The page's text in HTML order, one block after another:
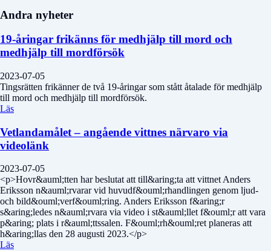
Andra nyheter
19-åringar frikänns för medhjälp till mord och
medhjälp till mordförsök
2023-07-05
Tingsrätten frikänner de två 19-åringar som stått åtalade för medhjälp
till mord och medhjälp till mordförsök.
Läs
Vetlandamålet – angående vittnes närvaro via
videolänk
2023-07-05
<p>Hovr&auml;tten har beslutat att till&aring;ta att vittnet Anders
Eriksson n&auml;rvarar vid huvudf&ouml;rhandlingen genom ljud-
och bild&ouml;verf&ouml;ring. Anders Eriksson f&aring;r
s&aring;ledes n&auml;rvara via video i st&auml;llet f&ouml;r att vara
p&aring; plats i r&auml;ttssalen. F&ouml;rh&ouml;ret planeras att
h&aring;llas den 28 augusti 2023.</p>
Läs